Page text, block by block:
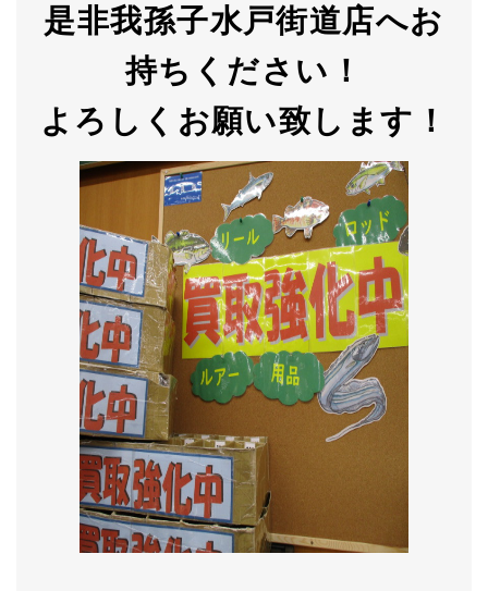
是非我孫子水戸街道店へお
持ちください！
よろしくお願い致します！